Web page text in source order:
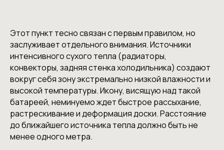
Этот пункт тесно связан с первым правилом, но
заслуживает отдельного внимания. Источники
интенсивного сухого тепла (радиаторы,
конвекторы, задняя стенка холодильника) создают
вокруг себя зону экстремально низкой влажности и
высокой температуры. Икону, висящую над такой
батареей, неминуемо ждет быстрое рассыхание,
растрескивание и деформация доски. Расстояние
до ближайшего источника тепла должно быть не
менее одного метра.